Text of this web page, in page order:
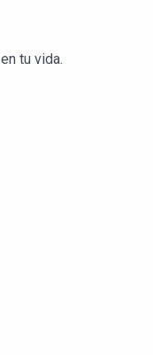
tu vida.